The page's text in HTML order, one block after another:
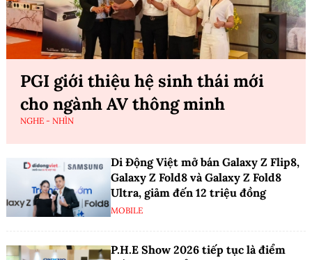
PGI giới thiệu hệ sinh thái mới
cho ngành AV thông minh
NGHE - NHÌN
Di Động Việt mở bán Galaxy Z Flip8,
Galaxy Z Fold8 và Galaxy Z Fold8
Ultra, giảm đến 12 triệu đồng
MOBILE
P.H.E Show 2026 tiếp tục là điểm